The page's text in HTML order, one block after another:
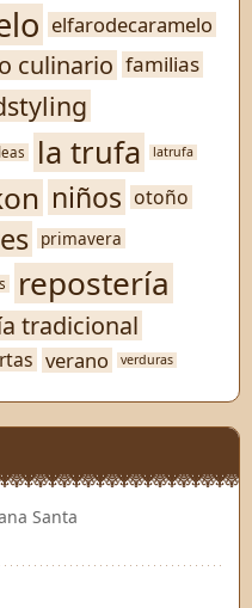
elfarodecaramelo
culinario familias
la trufa latrufa
niños otoño
primavera
repostería
tradicional
verano verduras
Santa